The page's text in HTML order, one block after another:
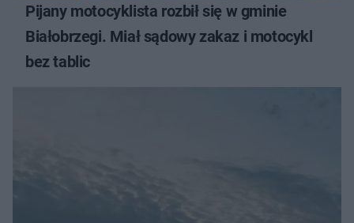
Pijany motocyklista rozbił się w gminie
Białobrzegi. Miał sądowy zakaz i motocykl
bez tablic